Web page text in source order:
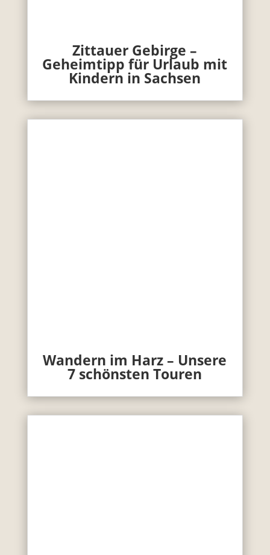
Zittauer Gebirge –
Geheimtipp für Urlaub mit
Kindern in Sachsen
Wandern im Harz – Unsere
7 schönsten Touren